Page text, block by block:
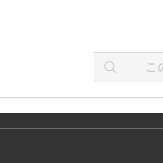
こ